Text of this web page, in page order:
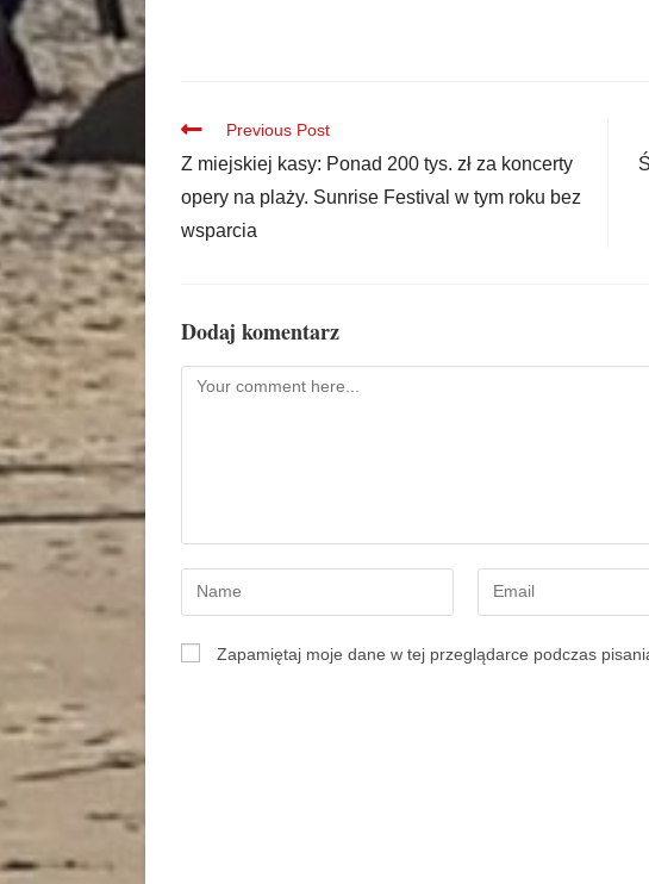
Previous Post
Z miejskiej kasy: Ponad 200 tys. zł za koncerty
opery na plaży. Sunrise Festival w tym roku bez
wsparcia
Dodaj komentarz
Zapamiętaj moje dane w tej przeglądarce podczas